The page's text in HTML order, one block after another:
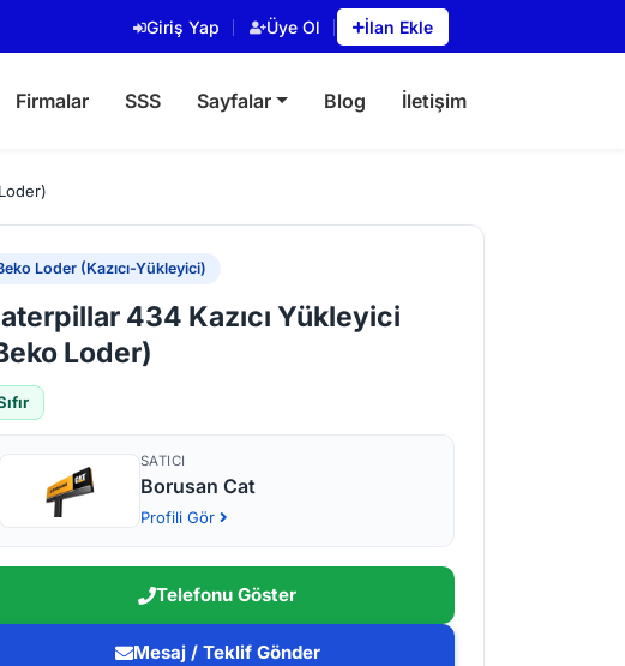
Giriş Yap Üye Ol İlan Ekle
Firmalar SSS Sayfalar Blog İletişim
Loder (Kazıcı-Yükleyici)
434 Kazıcı Yükleyici
Loder)
SATICI
Borusan Cat
Profili Gör
Telefonu Göster
Mesaj / Teklif Gönder